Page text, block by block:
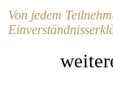
Von jedem